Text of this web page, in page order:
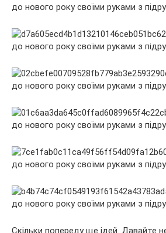
Скільки попереду ще ідей. Давайте